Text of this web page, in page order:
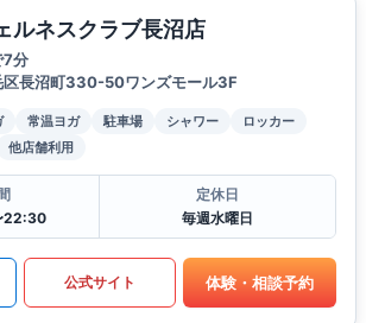
ルネスクラブ長沼店
7分
区長沼町330-50ワンズモール3F
常温ヨガ 駐車場 シャワー
ロッカー
他店舗利用
22:30
定休日
毎週水曜日
公式サイト 体験・相談予約